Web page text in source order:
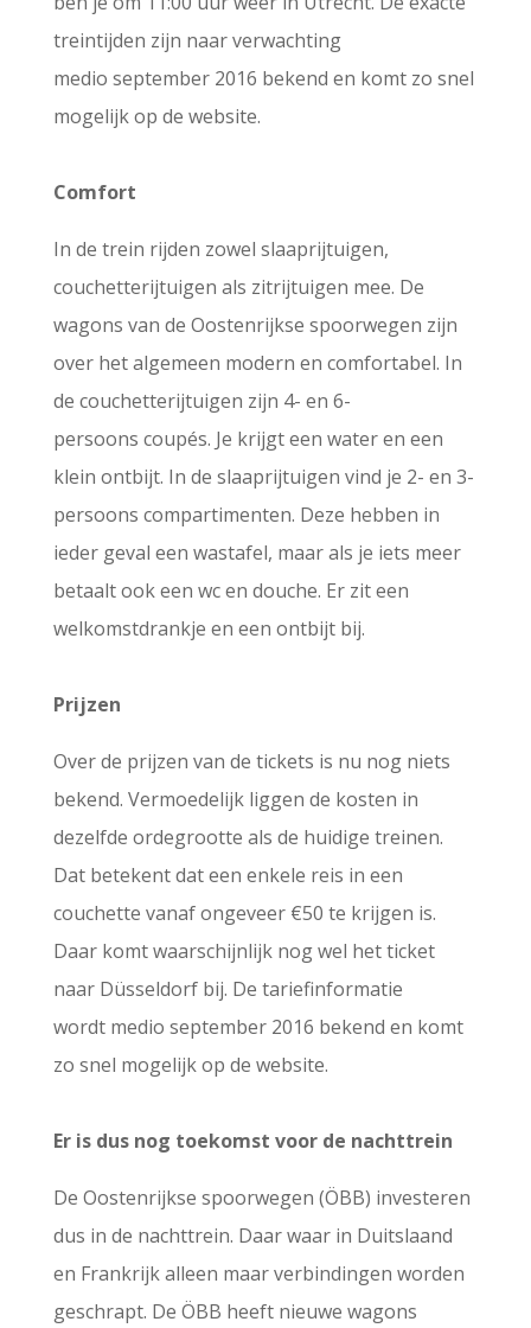
treintijden zijn naar verwachting
medio september 2016 bekend en komt zo snel
mogelijk op de website.
Comfort
In de trein rijden zowel slaaprijtuigen,
couchetterijtuigen als zitrijtuigen mee. De
wagons van de Oostenrijkse spoorwegen zijn
over het algemeen modern en comfortabel. In
de couchetterijtuigen zijn 4- en 6-
persoons coupés. Je krijgt een water en een
klein ontbijt. In de slaaprijtuigen vind je 2- en 3-
persoons compartimenten. Deze hebben in
ieder geval een wastafel, maar als je iets meer
betaalt ook een wc en douche. Er zit een
welkomstdrankje en een ontbijt bij.
Prijzen
Over de prijzen van de tickets is nu nog niets
bekend. Vermoedelijk liggen de kosten in
dezelfde ordegrootte als de huidige treinen.
Dat betekent dat een enkele reis in een
couchette vanaf ongeveer €50 te krijgen is.
Daar komt waarschijnlijk nog wel het ticket
naar Düsseldorf bij. De tariefinformatie
wordt medio september 2016 bekend en komt
zo snel mogelijk op de website.
Er is dus nog toekomst voor de nachttrein
De Oostenrijkse spoorwegen (ÖBB) investeren
dus in de nachttrein. Daar waar in Duitslaand
en Frankrijk alleen maar verbindingen worden
geschrapt. De ÖBB heeft nieuwe wagons